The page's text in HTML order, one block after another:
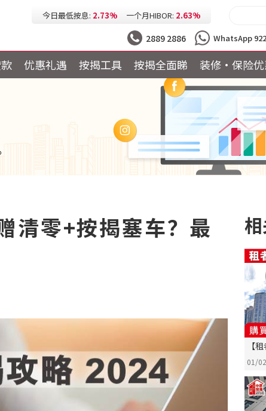
今日最低按息: 2.73% 一个月HIBOR: 2.63%
今日最低H按: 3.25%
2889 2886 WhatsApp
优惠礼遇 按揭工具 按揭全面睇 装修·保险优
清零+按揭塞车？最
【
买资
01/